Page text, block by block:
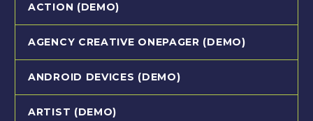
ACTION (DEMO)
AGENCY CREATIVE ONEPAGER (DEMO)
ANDROID DEVICES (DEMO)
ARTIST (DEMO)